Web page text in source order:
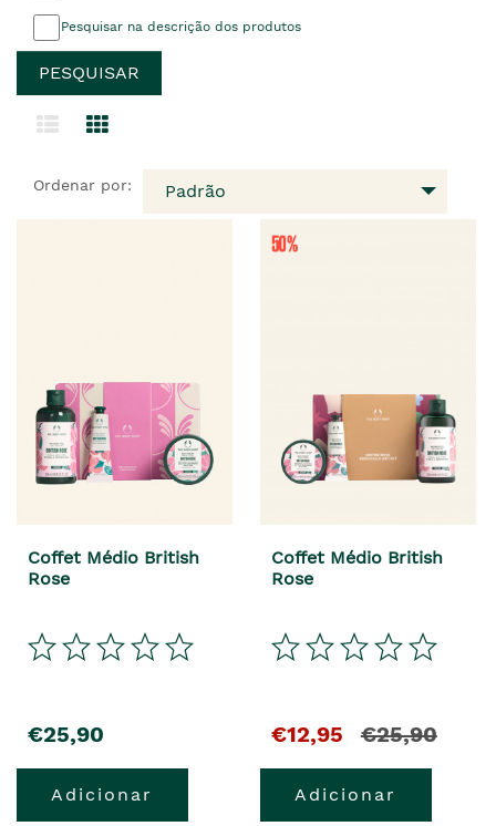
Pesquisar na descrição dos produtos
Ordenar por: Padrão
Coffet Médio British
Rose
€25,90
Adicionar
Coffet Médio British
Rose
€12,95 €25,90
Adicionar